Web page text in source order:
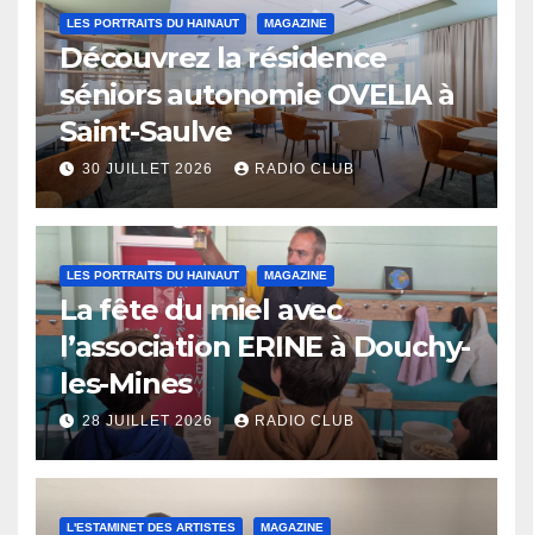
LES PORTRAITS DU HAINAUT MAGAZINE
Découvrez la résidence
séniors autonomie OVELIA à
Saint-Saulve
30 JUILLET 2026 RADIO CLUB
LES PORTRAITS DU HAINAUT MAGAZINE
La fête du miel avec
l’association ERINE à Douchy-
les-Mines
28 JUILLET 2026 RADIO CLUB
L'ESTAMINET DES ARTISTES MAGAZINE